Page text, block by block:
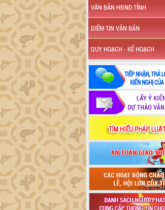
VĂN BẢN HĐND TỈNH
ĐIỂM TIN VĂN BẢN
QUY HOẠCH - KẾ HOẠCH